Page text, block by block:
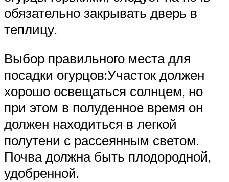
обязательно закрывать дверь в
теплицу.
Выбор правильного места для
посадки огурцов:Участок должен
хорошо освещаться солнцем, но
при этом в полуденное время он
должен находиться в легкой
полутени с рассеянным светом.
Почва должна быть плодородной,
удобренной.